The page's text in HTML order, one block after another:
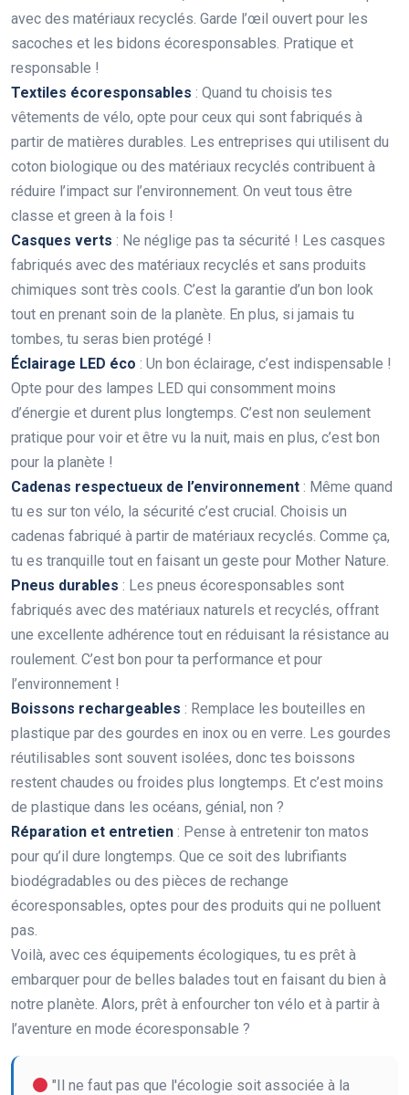
avec des matériaux recyclés. Garde l’œil ouvert pour les
sacoches et les bidons écoresponsables. Pratique et
responsable !
Textiles écoresponsables : Quand tu choisis tes
vêtements de vélo, opte pour ceux qui sont fabriqués à
partir de matières durables. Les entreprises qui utilisent du
coton biologique ou des matériaux recyclés contribuent à
réduire l’impact sur l’environnement. On veut tous être
classe et green à la fois !
Casques verts : Ne néglige pas ta sécurité ! Les casques
fabriqués avec des matériaux recyclés et sans produits
chimiques sont très cools. C’est la garantie d’un bon look
tout en prenant soin de la planète. En plus, si jamais tu
tombes, tu seras bien protégé !
Éclairage LED éco : Un bon éclairage, c’est indispensable !
Opte pour des lampes LED qui consomment moins
d’énergie et durent plus longtemps. C’est non seulement
pratique pour voir et être vu la nuit, mais en plus, c’est bon
pour la planète !
Cadenas respectueux de l’environnement : Même quand
tu es sur ton vélo, la sécurité c’est crucial. Choisis un
cadenas fabriqué à partir de matériaux recyclés. Comme ça,
tu es tranquille tout en faisant un geste pour Mother Nature.
Pneus durables : Les pneus écoresponsables sont
fabriqués avec des matériaux naturels et recyclés, offrant
une excellente adhérence tout en réduisant la résistance au
roulement. C’est bon pour ta performance et pour
l’environnement !
Boissons rechargeables : Remplace les bouteilles en
plastique par des gourdes en inox ou en verre. Les gourdes
réutilisables sont souvent isolées, donc tes boissons
restent chaudes ou froides plus longtemps. Et c’est moins
de plastique dans les océans, génial, non ?
Réparation et entretien : Pense à entretenir ton matos
pour qu’il dure longtemps. Que ce soit des lubrifiants
biodégradables ou des pièces de rechange
écoresponsables, optes pour des produits qui ne polluent
pas.
Voilà, avec ces équipements écologiques, tu es prêt à
embarquer pour de belles balades tout en faisant du bien à
notre planète. Alors, prêt à enfourcher ton vélo et à partir à
l’aventure en mode écoresponsable ?
"Il ne faut pas que l'écologie soit associée à la